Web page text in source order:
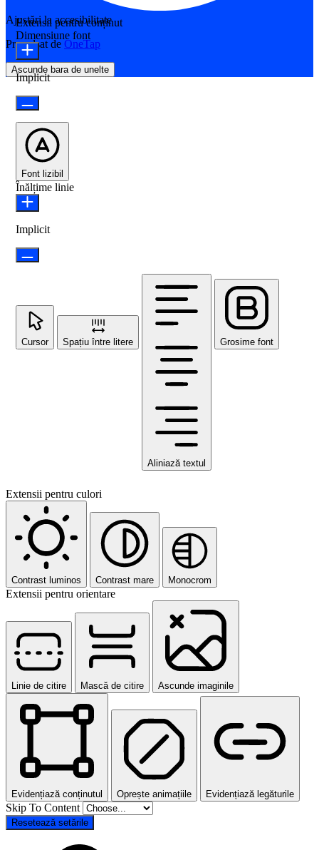
Ajustări la accesibilitate
Propulsat de OneTap
Ascunde bara de unelte
Extensii pentru conținut
Dimensiune font
Implicit
Font lizibil
Înălțime linie
Implicit
Cursor Spațiu între litere
Aliniază textul
Grosime font
Extensii pentru culori
Contrast luminos Contrast mare Monocrom
Extensii pentru orientare
Linie de citire Mască de citire Ascunde imaginile
Evidențiază conținutul Oprește animațiile Evidențiază legăturile
Skip To Content
Resetează setările